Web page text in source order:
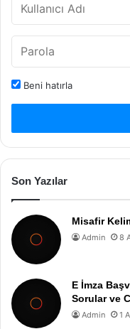
Beni hatırla
Son Yazılar
Misafir
Admin 8
E İmza
Sorular ve
Admin 1